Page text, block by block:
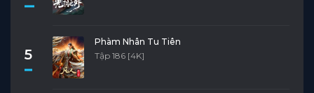
5
Phàm Nhân Tu Tiên
Tập 186 [4K]